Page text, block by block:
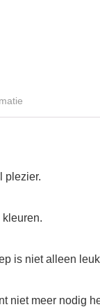
plezier.
is niet alleen
niet meer nodig